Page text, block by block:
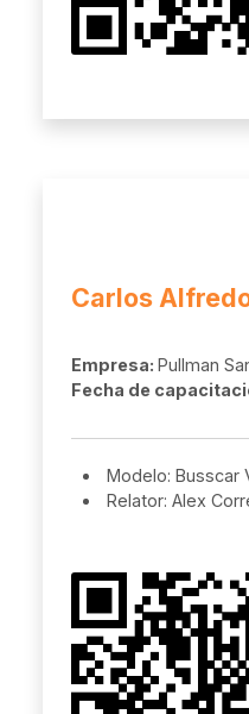
Carlos
Empresa: Pullman
Fecha de
Modelo: Busscar
Relator: Alex